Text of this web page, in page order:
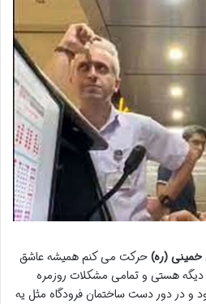
خمینی (ره)حرکت می کنم همیشه عاشق
دیگه هستی و تمامی مشکلات روزمره
و در دور دست ساختمان فرودگاه مثل یه